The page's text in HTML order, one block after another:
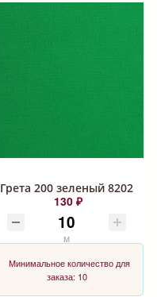
Грета 200 зеленый 8202
130 ₽
м
Минимальное количество для
заказа: 10